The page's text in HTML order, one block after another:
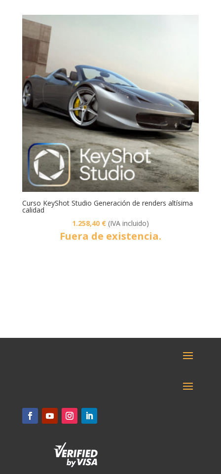
Curso KeyShot Studio Generación de renders altísima
calidad
1.258,40 € (IVA incluido)
Fuera de existencia.